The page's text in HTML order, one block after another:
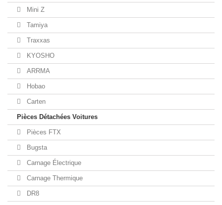
Mini Z
Tamiya
Traxxas
KYOSHO
ARRMA
Hobao
Carten
Pièces Détachées Voitures
Pièces FTX
Bugsta
Carnage Électrique
Carnage Thermique
DR8